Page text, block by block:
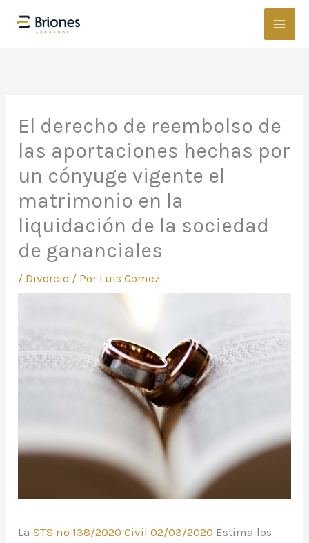
El derecho de reembolso de
las aportaciones hechas por
un cónyuge vigente el
matrimonio en la
liquidación de la sociedad
de gananciales
/ Divorcio / Por Luis Gomez
LaSTS nº 138/2020 Civil 02/03/2020 Estima los